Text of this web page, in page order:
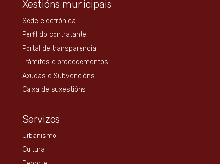
Xestións municipais
Sede electrónica
Perfil do contratante
Portal de transparencia
Trámites e procedementos
Axudas e Subvencións
Caixa de suxestións
Servizos
Urbanismo
Cultura